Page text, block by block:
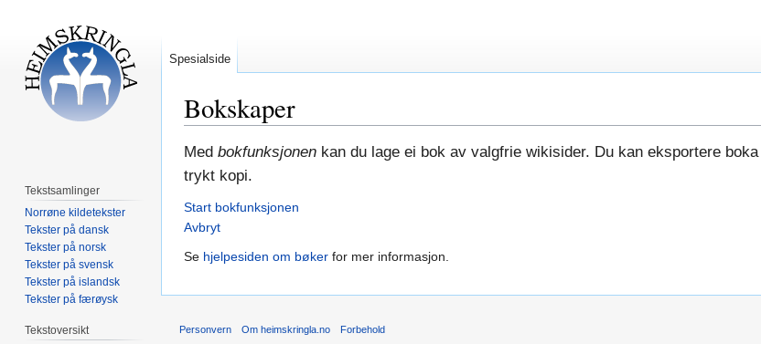
Bokskaper
Hopp
til
Hopp
til
Med bokfunksjonen kan du lage ei bok av valgfrie wikisider. Du kan eksportere
trykt kopi.
Start bokfunksjonen
Avbryt
Se hjelpesiden om bøker for mer informasjon.
Spesialside
Tekstsamlinger
Norrøne kildetekster
Tekster på dansk
Tekster på norsk
Tekster på svensk
Tekster på islandsk
Tekster på færøysk
Tekstoversikt
Personvern Om heimskringla.no Forbehold